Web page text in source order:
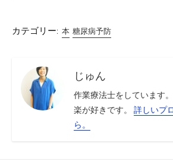
カテゴリー: 本 糖尿病予防
じゅん
作業療法士をしています
楽が好きです。 詳しいプ
ら。